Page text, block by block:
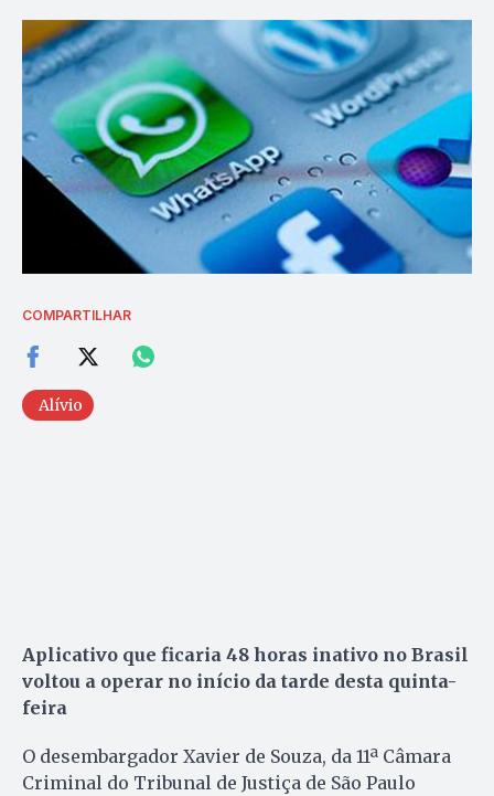
COMPARTILHAR
Alívio
Aplicativo que ficaria 48 horas inativo no Brasil
voltou a operar no início da tarde desta quinta-
feira
O desembargador Xavier de Souza, da 11ª Câmara
Criminal do Tribunal de Justiça de São Paulo